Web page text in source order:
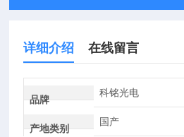
详细介绍 在线留言
品牌
科铭光电
产地类别
国产